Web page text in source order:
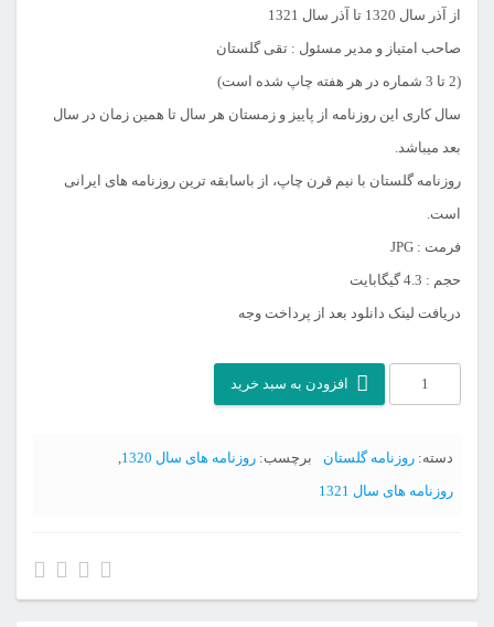
از آذر سال 1320 تا آذر سال 1321
صاحب امتیاز و مدیر مسئول : تقی گلستان
(2 تا 3 شماره در هر هفته چاپ شده است)
سال کاری این روزنامه از پاییز و زمستان هر سال تا همین زمان در سال
بعد میباشد.
روزنامه گلستان با نیم قرن چاپ، از باسابقه ترین روزنامه های ایرانی
است.
فرمت : JPG
حجم : 4.3 گیگابایت
دریافت لینک دانلود بعد از پرداخت وجه
افزودن به سبد خرید
دسته: روزنامه گلستان برچسب: روزنامه های سال 1320
,
روزنامه های سال 1321